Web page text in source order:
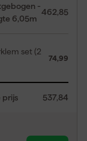
-
6,05m
462,85
set (2
74,99
prijs 537,84